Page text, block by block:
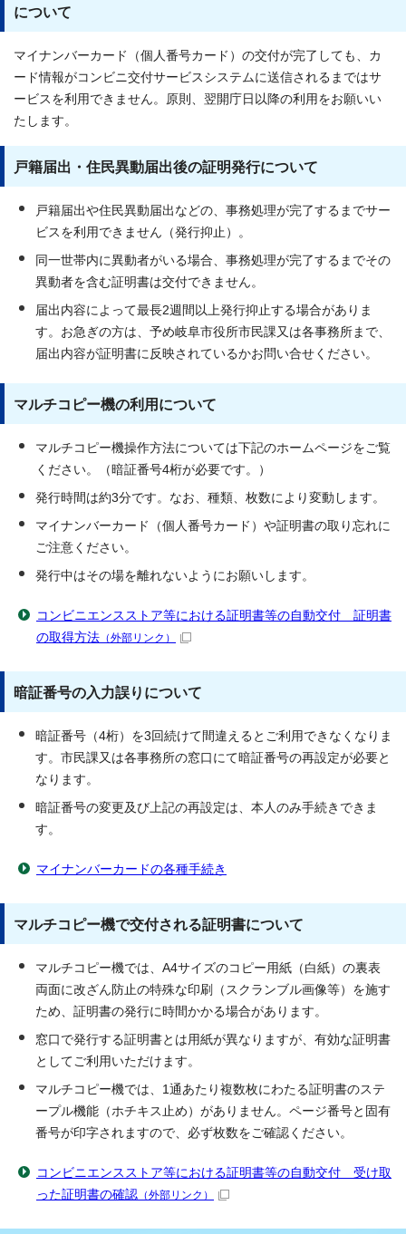
について
マイナンバーカード（個人番号カード）の交付が完了しても、カ
ード情報がコンビニ交付サービスシステムに送信されるまではサ
ービスを利用できません。原則、翌開庁日以降の利用をお願いい
たします。
戸籍届出・住民異動届出後の証明発行について
戸籍届出や住民異動届出などの、事務処理が完了するまでサー
ビスを利用できません（発行抑止）。
同一世帯内に異動者がいる場合、事務処理が完了するまでその
異動者を含む証明書は交付できません。
届出内容によって最長2週間以上発行抑止する場合がありま
す。お急ぎの方は、予め岐阜市役所市民課又は各事務所まで、
届出内容が証明書に反映されているかお問い合せください。
マルチコピー機の利用について
マルチコピー機操作方法については下記のホームページをご覧
ください。（暗証番号4桁が必要です。）
発行時間は約3分です。なお、種類、枚数により変動します。
マイナンバーカード（個人番号カード）や証明書の取り忘れに
ご注意ください。
発行中はその場を離れないようにお願いします。
コンビニエンスストア等における証明書等の自動交付 証明書
の取得方法 （外部リンク）
暗証番号の入力誤りについて
暗証番号（4桁）を3回続けて間違えるとご利用できなくなりま
す。市民課又は各事務所の窓口にて暗証番号の再設定が必要と
なります。
暗証番号の変更及び上記の再設定は、本人のみ手続きできま
す。
マイナンバーカードの各種手続き
マルチコピー機で交付される証明書について
マルチコピー機では、A4サイズのコピー用紙（白紙）の裏表
両面に改ざん防止の特殊な印刷（スクランブル画像等）を施す
ため、証明書の発行に時間かかる場合があります。
窓口で発行する証明書とは用紙が異なりますが、有効な証明書
としてご利用いただけます。
マルチコピー機では、1通あたり複数枚にわたる証明書のステ
ープル機能（ホチキス止め）がありません。ページ番号と固有
番号が印字されますので、必ず枚数をご確認ください。
コンビニエンスストア等における証明書等の自動交付 受け取
った証明書の確認 （外部リンク）